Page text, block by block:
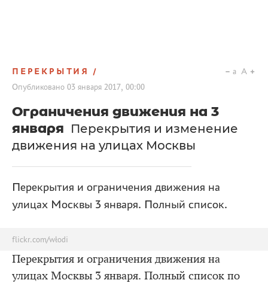
ПЕРЕКРЫТИЯ
Опубликовано 03 января 2017, 00:00
a A
Ограничения движения на 3
января Перекрытия и изменение
движения на улицах Москвы
Перекрытия и ограничения движения на
улицах Москвы 3 января. Полный список.
flickr.com/włodi
Перекрытия и ограничения движения на
улицах Москвы 3 января. Полный список по